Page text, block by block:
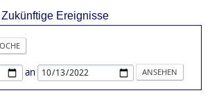
Zukünftige Ereignisse
an